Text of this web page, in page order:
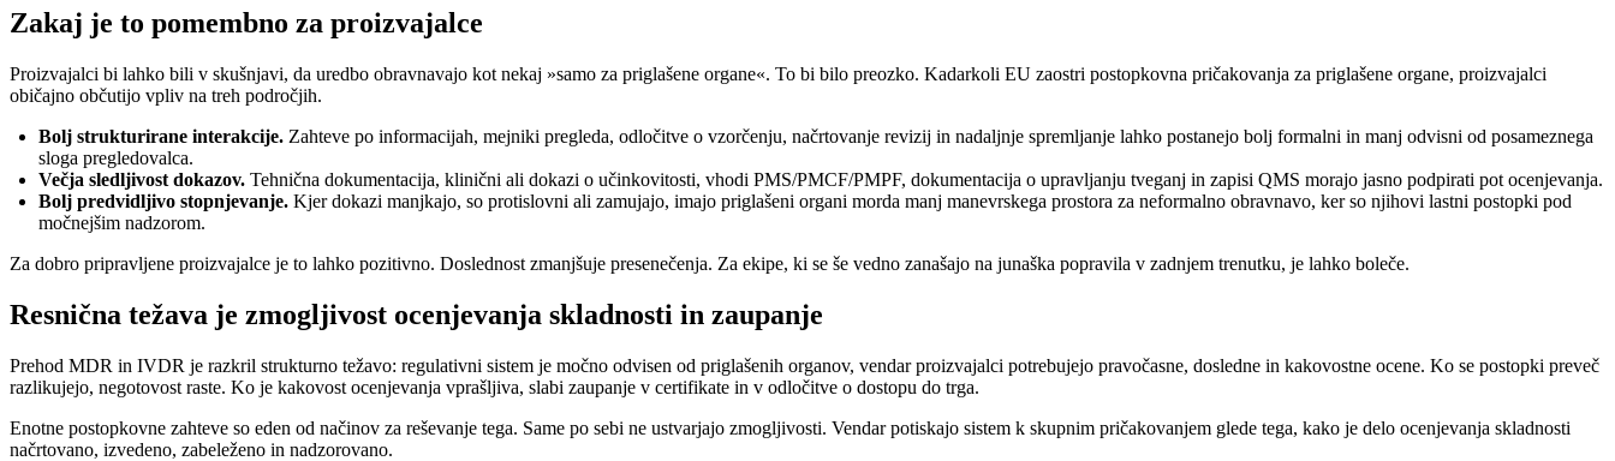
Zakaj je to pomembno za proizvajalce
Proizvajalci bi lahko bili v skušnjavi, da uredbo obravnavajo kot nekaj »samo za priglašene organe«. To bi bilo preozko. Kadarkoli EU zaostri postopkovna pričakovanja za priglašene organe, proizvajalci
običajno občutijo vpliv na treh področjih.
Bolj strukturirane interakcije. Zahteve po informacijah, mejniki pregleda, odločitve o vzorčenju, načrtovanje revizij in nadaljnje spremljanje lahko postanejo bolj formalni in manj odvisni od posameznega
sloga pregledovalca.
Večja sledljivost dokazov. Tehnična dokumentacija, klinični ali dokazi o učinkovitosti, vhodi PMS/PMCF/PMPF, dokumentacija o upravljanju tveganj in zapisi QMS morajo jasno podpirati pot ocenjevanja.
Bolj predvidljivo stopnjevanje. Kjer dokazi manjkajo, so protislovni ali zamujajo, imajo priglašeni organi morda manj manevrskega prostora za neformalno obravnavo, ker so njihovi lastni postopki pod
močnejšim nadzorom.
Za dobro pripravljene proizvajalce je to lahko pozitivno. Doslednost zmanjšuje presenečenja. Za ekipe, ki se še vedno zanašajo na junaška popravila v zadnjem trenutku, je lahko boleče.
Resnična težava je zmogljivost ocenjevanja skladnosti in zaupanje
Prehod MDR in IVDR je razkril strukturno težavo: regulativni sistem je močno odvisen od priglašenih organov, vendar proizvajalci potrebujejo pravočasne, dosledne in kakovostne ocene. Ko se postopki preveč
razlikujejo, negotovost raste. Ko je kakovost ocenjevanja vprašljiva, slabi zaupanje v certifikate in v odločitve o dostopu do trga.
Enotne postopkovne zahteve so eden od načinov za reševanje tega. Same po sebi ne ustvarjajo zmogljivosti. Vendar potiskajo sistem k skupnim pričakovanjem glede tega, kako je delo ocenjevanja skladnosti
načrtovano, izvedeno, zabeleženo in nadzorovano.